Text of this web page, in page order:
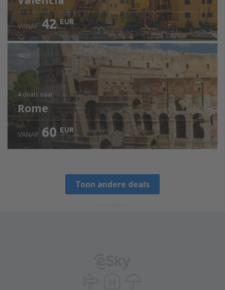
VANAF 42 EUR
ITALIË
4 deals naar
Rome
VANAF 60 EUR
Toon andere deals